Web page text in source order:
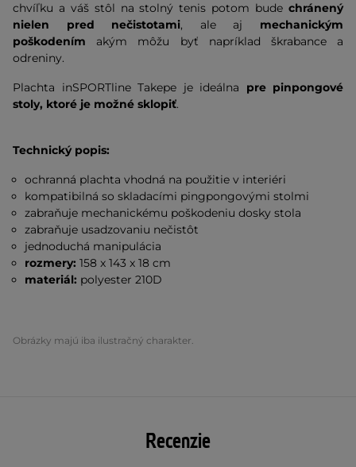
chvíľku a váš stôl na stolný tenis potom bude chránený
nielen pred nečistotami, ale aj mechanickým
poškodením akým môžu byť napríklad škrabance a
odreniny.
Plachta inSPORTline Takepe je ideálna pre pinpongové
stoly, ktoré je možné sklopiť.
Technický popis:
ochranná plachta vhodná na použitie v interiéri
kompatibilná so skladacími pingpongovými stolmi
zabraňuje mechanickému poškodeniu dosky stola
zabraňuje usadzovaniu nečistôt
jednoduchá manipulácia
rozmery:158 x 143 x 18 cm
materiál: polyester 210D
Obrázky majú iba ilustračný charakter.
Recenzie